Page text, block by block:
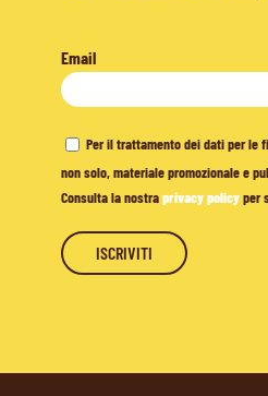
Email
Per il trattamento dei dati per le
non solo, materiale promozionale e
Consulta la nostraprivacy policyper